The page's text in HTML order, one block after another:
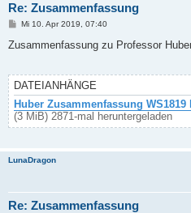
Re: Zusammenfassung
B
i
g
Mi 10. Apr 2019, 07:40
Zusammenfassung zu Professor
DATEIANHÄNGE
Huber Zusammenfassung
(3 MiB) 2871-mal heruntergeladen
LunaDragon
Re: Zusammenfassung